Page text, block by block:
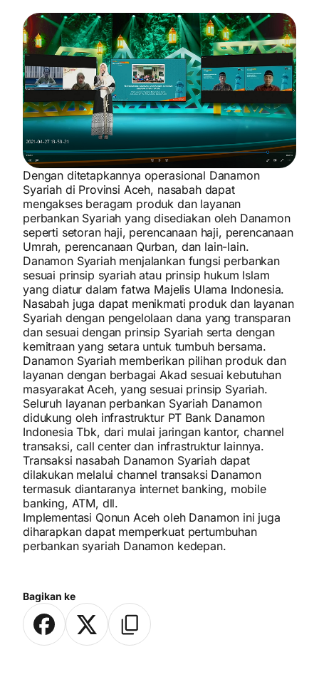
Bagikan ke
Dengan ditetapkannya operasional Danamon
Syariah di Provinsi Aceh, nasabah dapat
mengakses beragam produk dan layanan
perbankan Syariah yang disediakan oleh Danamon
seperti setoran haji, perencanaan haji, perencanaan
Umrah, perencanaan Qurban, dan lain-lain.
Danamon Syariah menjalankan fungsi perbankan
sesuai prinsip syariah atau prinsip hukum Islam
yang diatur dalam fatwa Majelis Ulama Indonesia.
Nasabah juga dapat menikmati produk dan layanan
Syariah dengan pengelolaan dana yang transparan
dan sesuai dengan prinsip Syariah serta dengan
kemitraan yang setara untuk tumbuh bersama.
Danamon Syariah memberikan pilihan produk dan
layanan dengan berbagai Akad sesuai kebutuhan
masyarakat Aceh, yang sesuai prinsip Syariah.
Seluruh layanan perbankan Syariah Danamon
didukung oleh infrastruktur PT Bank Danamon
Indonesia Tbk, dari mulai jaringan kantor, channel
transaksi, call center dan infrastruktur lainnya.
Transaksi nasabah Danamon Syariah dapat
dilakukan melalui channel transaksi Danamon
termasuk diantaranya internet banking, mobile
banking, ATM, dll.
Implementasi Qonun Aceh oleh Danamon ini juga
diharapkan dapat memperkuat pertumbuhan
perbankan syariah Danamon kedepan.